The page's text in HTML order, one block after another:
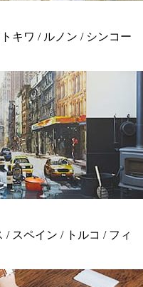
キワ / ルノン / シンコー
/ スペイン / トルコ / フィ